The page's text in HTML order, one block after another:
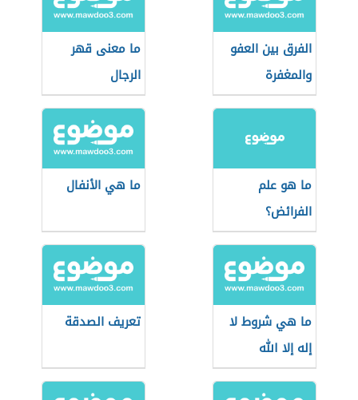
الفرق بين العفو
والمغفرة
ما معنى قهر
الرجال
ما هو علم
الفرائض؟
ما هي الأنفال
ما هي شروط لا
إله إلا الله
تعريف الصدقة